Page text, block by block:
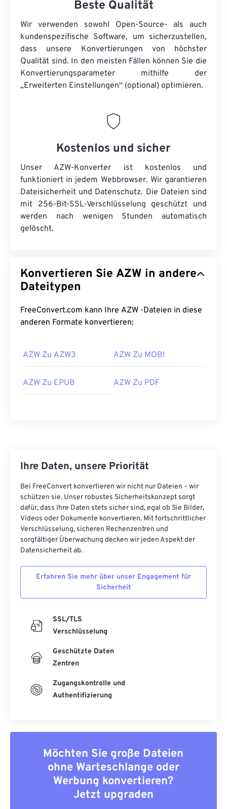
Beste Qualität
Wir verwenden sowohl Open-Source- als auch
kundenspezifische Software, um sicherzustellen,
dass unsere Konvertierungen von höchster
Qualität sind. In den meisten Fällen können Sie die
Konvertierungsparameter mithilfe der
„Erweiterten Einstellungen“ (optional) optimieren.
Kostenlos und sicher
Unser AZW-Konverter ist kostenlos und
funktioniert in jedem Webbrowser. Wir garantieren
Dateisicherheit und Datenschutz. Die Dateien sind
mit 256-Bit-SSL-Verschlüsselung geschützt und
werden nach wenigen Stunden automatisch
gelöscht.
Konvertieren Sie AZW in andere
Dateitypen
FreeConvert.com kann Ihre AZW -Dateien in diese
anderen Formate konvertieren:
AZW Zu AZW3 AZW Zu MOBI
AZW Zu EPUB AZW Zu PDF
Ihre Daten, unsere Priorität
Bei FreeConvert konvertieren wir nicht nur Dateien – wir
schützen sie. Unser robustes Sicherheitskonzept sorgt
dafür, dass Ihre Daten stets sicher sind, egal ob Sie Bilder,
Videos oder Dokumente konvertieren. Mit fortschrittlicher
Verschlüsselung, sicheren Rechenzentren und
sorgfältiger Überwachung decken wir jeden Aspekt der
Datensicherheit ab.
Erfahren Sie mehr über unser Engagement für
Sicherheit
SSL/TLS
Verschlüsselung
Geschützte Daten
Zentren
Zugangskontrolle und
Authentifizierung
Möchten Sie große Dateien
ohne Warteschlange oder
Werbung konvertieren?
Jetzt upgraden